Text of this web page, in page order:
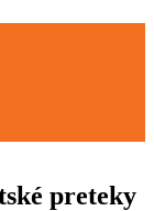
preteky